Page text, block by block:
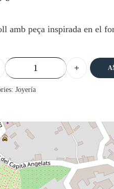
amb peça inspirada en el
gros - Hyalinea cantidad
Joyería